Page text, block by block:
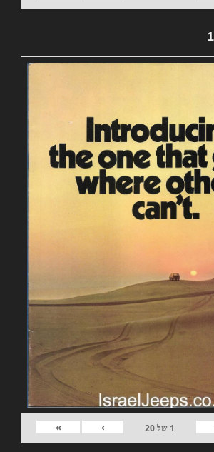
1 של20
›
»